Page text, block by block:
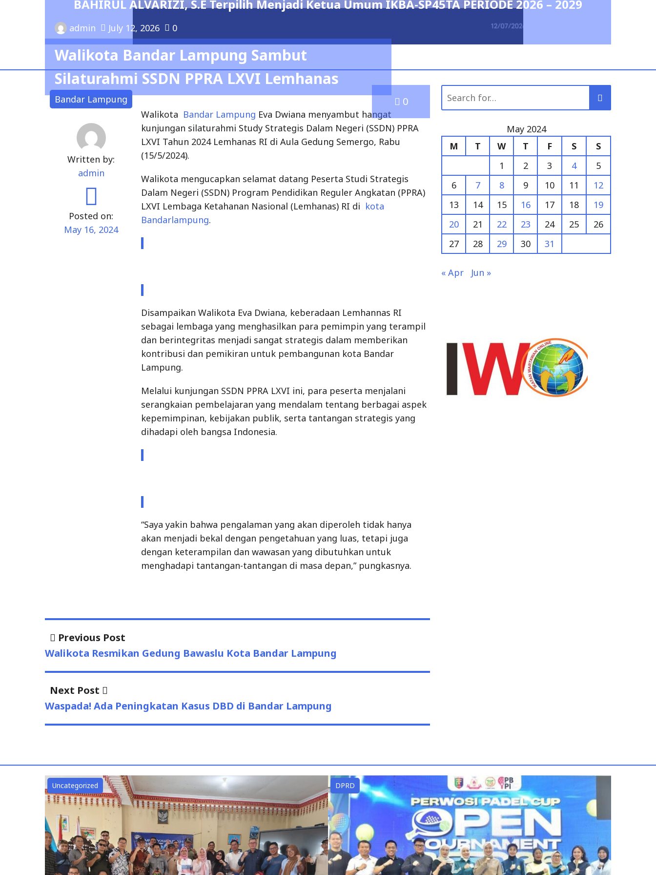
BAHIRUL ALVARIZI, S.E Terpilih Menjadi Ketua Umum IKBA-SP45TA PERIODE 2026 – 2029
admin July 12, 2026 0
Bandar Lampung 0
Walikota Bandar Lampung Sambut
Silaturahmi SSDN PPRA LXVI Lemhanas
Written by:
admin
Posted on:
May 16, 2024
Walikota Bandar Lampung Eva Dwiana menyambut hangat
kunjungan silaturahmi Study Strategis Dalam Negeri (SSDN) PPRA
LXVI Tahun 2024 Lemhanas RI di Aula Gedung Semergo, Rabu
(15/5/2024).
Walikota mengucapkan selamat datang Peserta Studi Strategis
Dalam Negeri (SSDN) Program Pendidikan Reguler Angkatan (PPRA)
LXVI Lembaga Ketahanan Nasional (Lemhanas) RI di kota
Bandarlampung
Disampaikan Walikota Eva Dwiana, keberadaan Lemhannas RI
sebagai lembaga yang menghasilkan para pemimpin yang terampil
dan berintegritas menjadi sangat strategis dalam memberikan
kontribusi dan pemikiran untuk pembangunan kota Bandar
Lampung.
Melalui kunjungan SSDN PPRA LXVI ini, para peserta menjalani
serangkaian pembelajaran yang mendalam tentang berbagai aspek
kepemimpinan, kebijakan publik, serta tantangan strategis yang
dihadapi oleh bangsa Indonesia.
“Saya yakin bahwa pengalaman yang akan diperoleh tidak hanya
akan menjadi bekal dengan pengetahuan yang luas, tetapi juga
dengan keterampilan dan wawasan yang dibutuhkan untuk
menghadapi tantangan-tantangan di masa depan,” pungkasnya.
Post
navigation
Previous Post
post:
Walikota Resmikan Gedung Bawaslu Kota Bandar Lampung
Next Post
post:
Waspada! Ada Peningkatan Kasus DBD di Bandar Lampung
Search
for:
May 2024
M
T W T F S
S
1
2 3 4
5
6
7 8 9 10 11
12
13
14 15 16 17 18
19
20
21 22 23 24 25
26
27
28 29 30 31
« Apr Jun »
Uncategorized DPRD